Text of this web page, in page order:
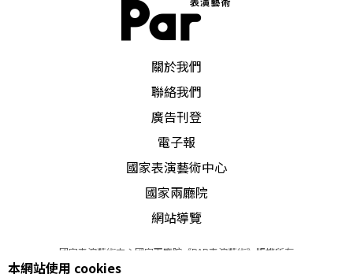
目時保有更多的想像，與時並進，才能夠有更多資
源與空間培養在地的團隊，讓台灣的劇場進入一個
「每個社會都有沸騰的地方，但同時需要有靜水流
深的冷泉持續流動，才是成熟永續的社會，國家表
演藝術中心就是重要的文化冷泉。」龍應台說，北
中南三大場館，不僅是所有國民的美學教室，也是
藝術家的表演舞台，它們將串連成為帶狀的文化珍
珠，讓所有的人都可以灌溉原鄉，一起實現文化夢
關於我們
聯絡我們
廣告刊登
電子報
國家表演藝術中心
國家兩廳院
網站導覽
國家表演藝術中心國家兩廳院《PAR表演藝術》版權所有
© 2022Performing arts redefined. All Rights Reserved
本網站使用 cookies